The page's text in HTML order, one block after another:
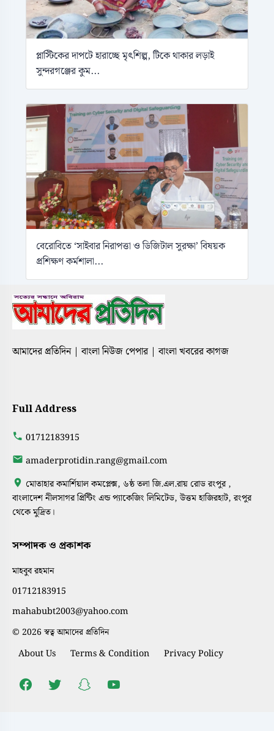
প্লাস্টিকের দাপটে হারাচ্ছে মৃৎশিল্প, টিকে থাকার লড়াই
সুন্দরগঞ্জের কুম...
বেরোবিতে ‘সাইবার নিরাপত্তা ও ডিজিটাল সুরক্ষা’ বিষয়ক
প্রশিক্ষণ কর্মশালা...
আমাদের প্রতিদিন | বাংলা নিউজ পেপার | বাংলা খবরের কাগজ
Full Address
01712183915
amaderprotidin.rang@gmail.com
মোতাহার কমার্শিয়াল কমপ্লেক্স, ৬ষ্ঠ তলা জি.এল.রায় রোড রংপুর ,
বাংলাদেশ নীলসাগর প্রিন্টিং এন্ড প্যাকেজিং লিমিটেড, উত্তম হাজিরহাট, রংপুর
থেকে মুদ্রিত।
সম্পাদক ও প্রকাশক
মাহবুব রহমান
01712183915
mahabubt2003@yahoo.com
© 2026 স্বত্ব আমাদের প্রতিদিন
About Us Terms & Condition Privacy Policy